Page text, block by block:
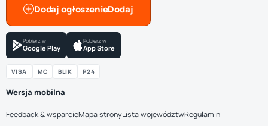
Dodaj ogłoszenie
Pobierz w
Google Play
Pobierz w
App Store
VISA MC BLIK P24
Wersja mobilna
Feedback & wsparcieMapa stronyLista województwRegulamin